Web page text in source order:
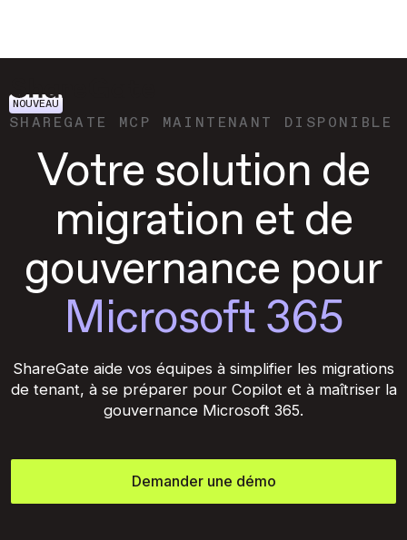
NOUVEAU
SHAREGATE MCP MAINTENANT DISPONIBLE
Votre solution de
migration et de
gouvernance pour
Microsoft 365
ShareGate aide vos équipes à simplifier les migrations
de tenant, à se préparer pour Copilot et à maîtriser la
gouvernance Microsoft 365.
Demander une démo